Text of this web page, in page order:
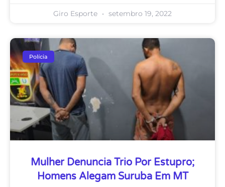
Giro Esporte setembro 19, 2022
Polícia
Mulher Denuncia Trio Por Estupro;
Homens Alegam Suruba Em MT